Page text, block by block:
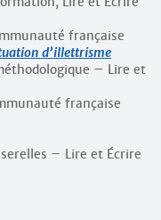
française
d’illettrisme
– Lire et
française
– Lire et Écrire